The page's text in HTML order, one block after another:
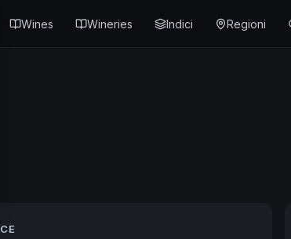
Wines Wineries Indici Regioni